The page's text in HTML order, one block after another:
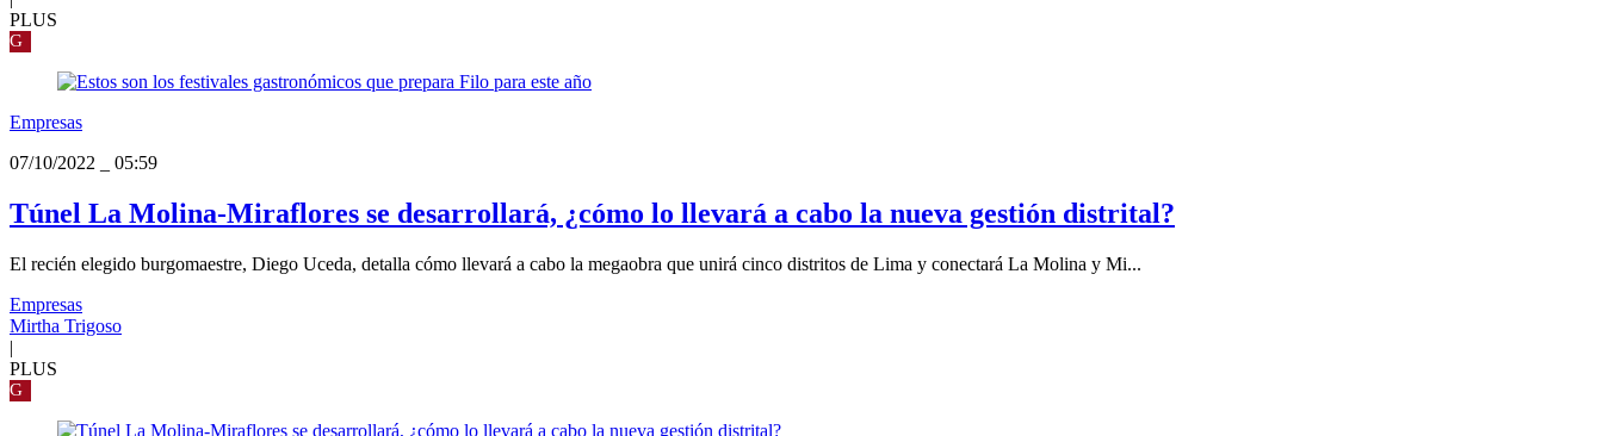
PLUS
G
Empresas
07/10/2022
05:59
Túnel La Molina-Miraflores se desarrollará, ¿cómo lo llevará a cabo la nueva gestión distrital?
El recién elegido burgomaestre, Diego Uceda, detalla cómo llevará a cabo la megaobra que unirá cinco distritos de Lima y conectará La Molina y Mi...
Empresas
Mirtha Trigoso
|
PLUS
G